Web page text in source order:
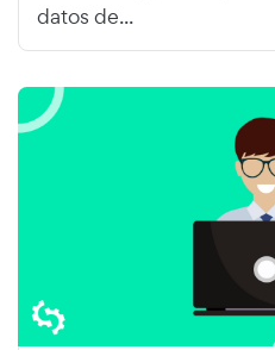
datos de...